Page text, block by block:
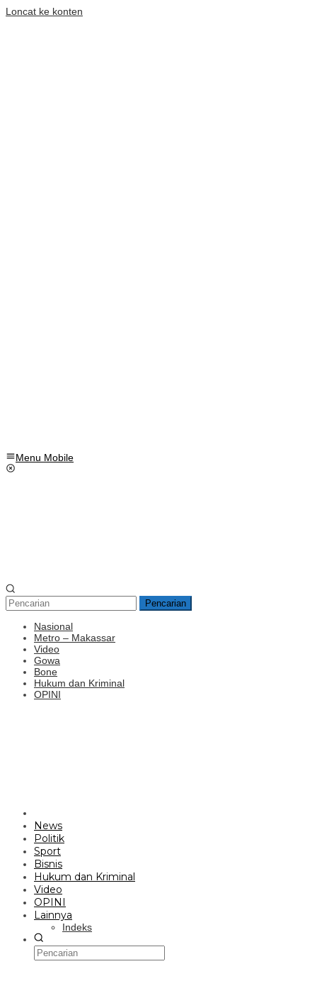
Loncat ke konten
Menu Mobile
Pencarian
Nasional
Metro – Makassar
Video
Gowa
Bone
Hukum dan Kriminal
OPINI
News
Politik
Sport
Bisnis
Hukum dan Kriminal
Video
OPINI
Lainnya
Indeks